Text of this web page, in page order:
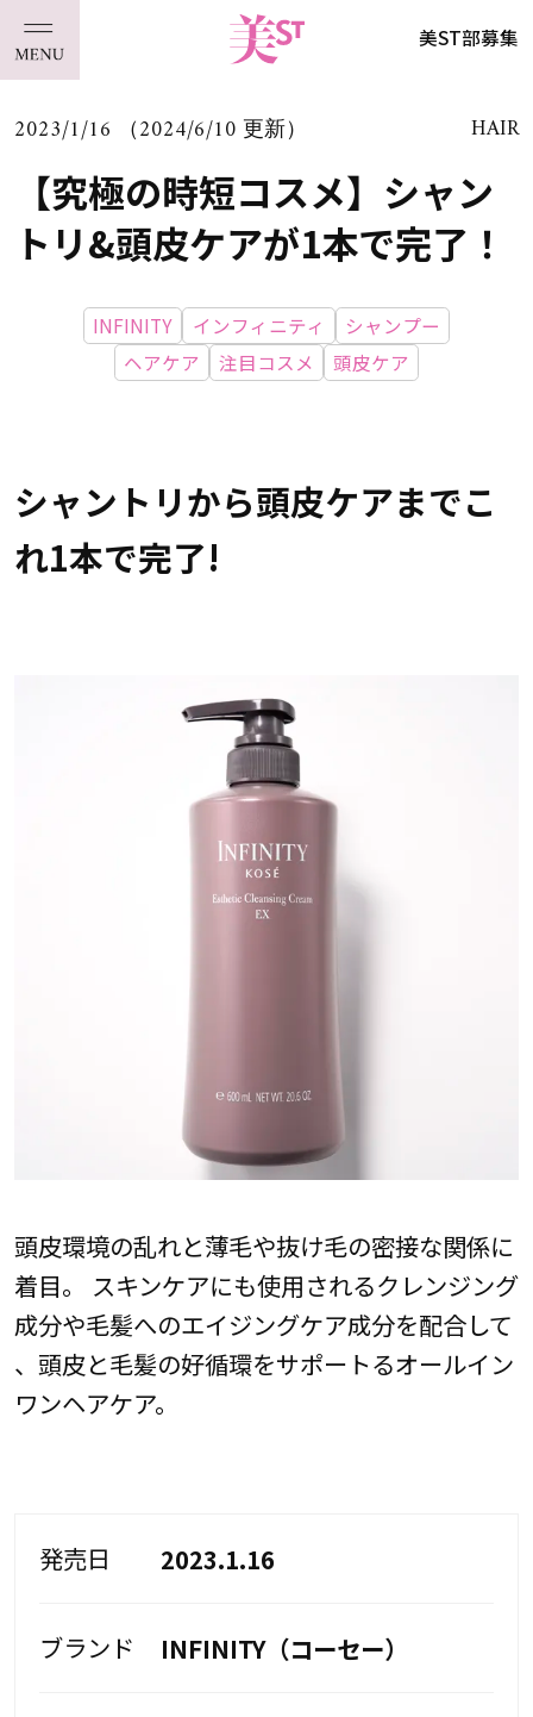
美ST部募集
2023/1/16 （2024/6/10 更新） HAIR
【究極の時短コスメ】シャン
トリ&頭皮ケアが1本で完了！
INFINITY インフィニティ
シャンプー
ヘアケア
注目コスメ 頭皮ケア
シャントリから頭皮ケアまでこ
れ1本で完了!
頭皮環境の乱れと薄毛や抜け毛の密接な関係に
着目。 スキンケアにも使用されるクレンジング
成分や毛髪へのエイジングケア成分を配合して
、頭皮と毛髪の好循環をサポートるオールイン
ワンヘアケア。
発売日 2023.1.16
ブランド INFINITY（コーセー）